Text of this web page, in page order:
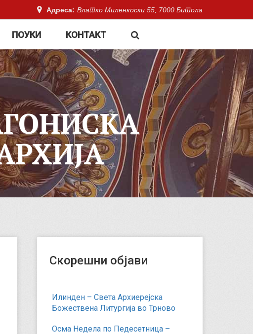
Адреса: Влатко Миленкоски 55, 7000 Битола
ПОУКИ КОНТАКТ
Скорешни објави
Илинден – Света Архиерејска
Божествена Литургија во Трново
Осма Недела по Педесетница –